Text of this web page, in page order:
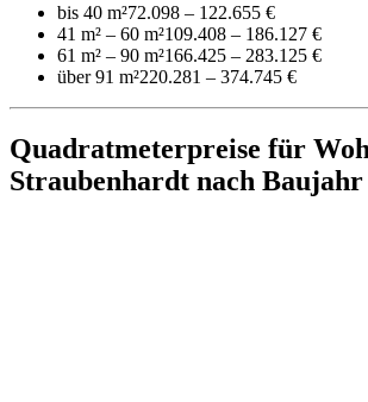
bis 40 m²72.098 – 122.655 €
41 m² – 60 m²109.408 – 186.127 €
61 m² – 90 m²166.425 – 283.125 €
über 91 m²220.281 – 374.745 €
Quadratmeterpreise für
Straubenhardt nach Baujahr